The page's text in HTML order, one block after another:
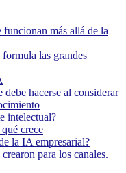
más allá de la
las grandes
hacerse al considerar
intelectual?
crece
la IA empresarial?
para los canales.